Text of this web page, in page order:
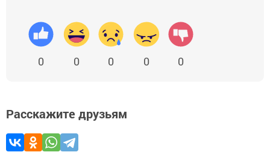
0 0 0 0 0
Расскажите друзьям